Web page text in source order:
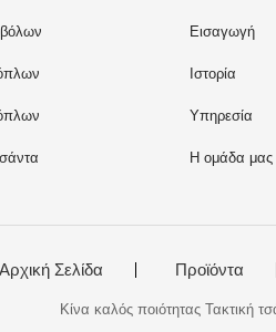
Εισαγωγή
Ιστορία
Υπηρεσία
Η ομάδα μας
Αρχική Σελίδα Προϊόντα
Κίνα καλός ποιότητας